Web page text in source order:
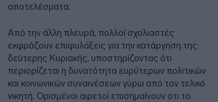
αποτελέσματα.
Από την άλλη πλευρά, πολλοί σχολιαστές
εκφράζουν επιφυλάξεις για την κατάργηση της
δεύτερης Κυριακής, υποστηρίζοντας ότι
περιορίζεται η δυνατότητα ευρύτερων πολιτικών
και κοινωνικών συναινέσεων γύρω από τον τελικό
νικητή. Ορισμένοι αιρετοί επισημαίνουν ότι το